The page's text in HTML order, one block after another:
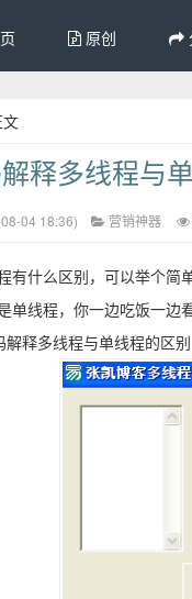
原创
文
释多线程与
04 18:36) 营销神器
有什么区别，可以举个简
单线程，你一边吃饭一边
释多线程与单线程的区别